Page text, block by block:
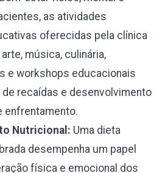
as atividades
oferecidas pela clínica
música, culinária,
e workshops educacionais
recaídas e desenvolvimento
enfrentamento.
Nutricional: Uma dieta
desempenha um papel
física e emocional dos